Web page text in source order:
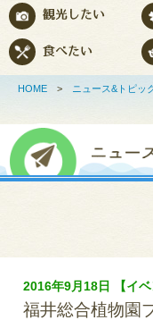
HOME> ニュース&トピッ
2016年9月18日 【イベ
福井総合植物園